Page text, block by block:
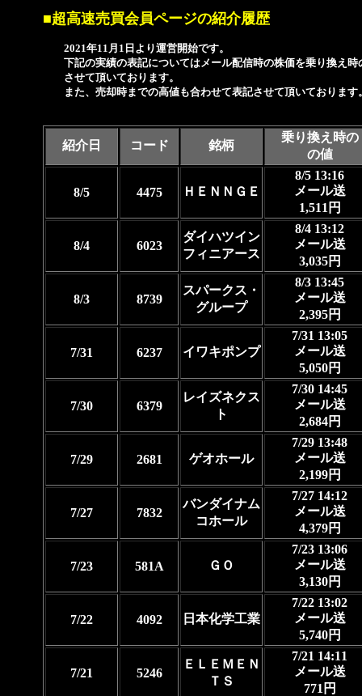
■超高速売買会員ページの紹介履歴
2021年11月1日より運営開始です。
下記の実績の表記についてはメール配信時の株価を乗り換え時
させて頂いております。
また、売却時までの高値も合わせて表記させて頂いております
紹介日 コード 銘柄
乗り換え時の
の値
8/5 4475 ＨＥＮＮＧＥ
8/5 13:16
メール送
1,511円
8/4 6023
ダイハツイン
フィニアース
8/4 13:12
メール送
3,035円
8/3 8739
スパークス・
グループ
8/3 13:45
メール送
2,395円
7/31 6237 イワキポンプ
7/31 13:05
メール送
5,050円
7/30 6379
レイズネクス
ト
7/30 14:45
メール送
2,684円
7/29 2681 ゲオホール
7/29 13:48
メール送
2,199円
7/27 7832
バンダイナム
コホール
7/27 14:12
メール送
4,379円
7/23 581A ＧＯ
7/23 13:06
メール送
3,130円
7/22 4092 日本化学工業
7/22 13:02
メール送
5,740円
7/21 5246
ＥＬＥＭＥＮ
ＴＳ
7/21 14:11
メール送
771円